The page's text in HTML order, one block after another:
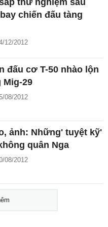
thử nghiệm sâu
chiến đấu tàng
12/2012
đấu cơ T-50 nhào lộn
Mig-29
08/2012
ảnh: Những' tuyệt kỹ'
quân Nga
08/2012